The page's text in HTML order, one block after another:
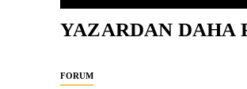
YAZARDAN DAHA
FORUM